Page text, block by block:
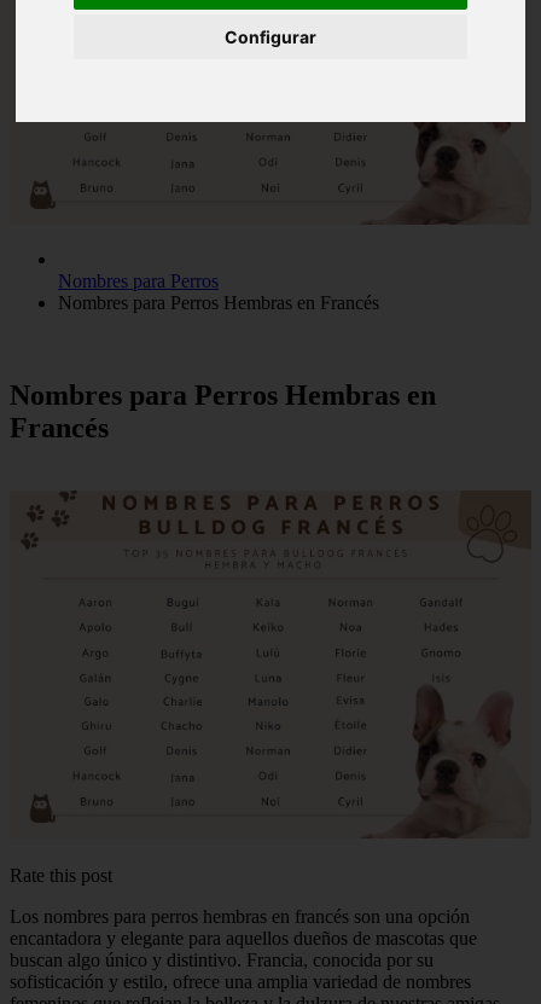
Configurar
Nombres para Perros
Nombres para Perros Hembras en Francés
Nombres para Perros Hembras en
Francés
Rate this post
Los nombres para perros hembras en francés son una opción
encantadora y elegante para aquellos dueños de mascotas que
buscan algo único y distintivo. Francia, conocida por su
sofisticación y estilo, ofrece una amplia variedad de nombres